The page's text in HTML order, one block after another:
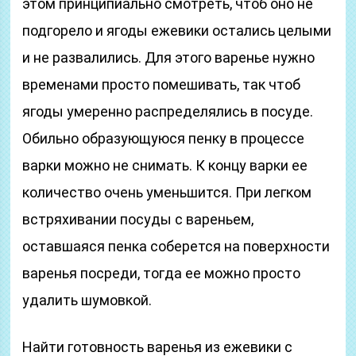
этом принципиально смотреть, чтоб оно не
подгорело и ягоды ежевики остались целыми
и не развалились. Для этого варенье нужно
временами просто помешивать, так чтоб
ягоды умеренно распределялись в посуде.
Обильно образующуюся пенку в процессе
варки можно не снимать. К концу варки ее
количество очень уменьшится. При легком
встряхивании посуды с вареньем,
оставшаяся пенка соберется на поверхности
варенья посреди, тогда ее можно просто
удалить шумовкой.
Найти готовность варенья из ежевики с